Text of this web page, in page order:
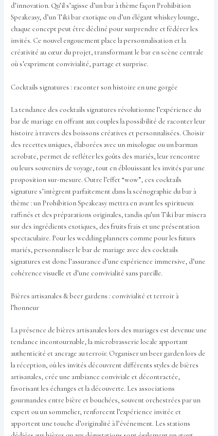
d’innovation. Qu’il s’agisse d’un bar à thème façon Prohibition
Speakeasy, d’un Tiki bar exotique ou d’un élégant whiskey lounge,
chaque concept peut être décliné pour surprendre et fédérer les
invités. Ce nouvel engouement place la personnalisation et la
créativité au cœur du projet, transformant le bar en scène centrale
où s’expriment convivialité, partage et surprise.
Cocktails signatures : raconter son histoire en une gorgée
La tendance des cocktails signatures révolutionne l’expérience du
bar de mariage en offrant aux couples la possibilité de raconter leur
histoire à travers des boissons créatives et personnalisées. Choisir
des recettes uniques, élaborées avec un mixologue ou un barman
acrobate, permet de refléter les goûts des mariés, leur rencontre
ou leurs souvenirs de voyage, tout en éblouissant les invités par une
proposition sur-mesure. Outre l’effet “wow”, ces cocktails
signature s’intègrent parfaitement dans la scénographie du bar à
thème : un Prohibition Speakeasy mettra en avant les spiritueux
raffinés et des préparations originales, tandis qu’un Tiki bar misera
sur des ingrédients exotiques, des fruits frais et une présentation
spectaculaire. Pour les wedding planners comme pour les futurs
mariés, personnaliser le bar de mariage avec des cocktails
signatures est donc l’assurance d’une expérience immersive, d’une
cohérence visuelle et d’une convivialité sans pareille.
Bières artisanales & beer gardens : convivialité et terroir à
l’honneur
La présence de bières artisanales lors des mariages est devenue une
tendance incontournable, la microbrasserie locale apportant
authenticité et ancrage au terroir. Organiser un beer garden lors de
la réception, où les invités découvrent différents styles de bières
artisanales, crée une ambiance conviviale et décontractée,
favorisant les échanges et la découverte. Les associations
gourmandes entre bière et bouchées, souvent orchestrées par un
expert ou un sommelier, renforcent l’expérience invitée et
apportent une touche d’originalité à l’événement. Les stations